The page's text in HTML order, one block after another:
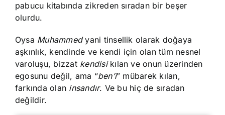
pabucu kitabında zikreden sıradan bir beşer
olurdu.
Oysa Muhammedyani tinsellik olarak doğaya
aşkınlık, kendinde ve kendi için olan tüm nesnel
varoluşu, bizzat kendisikılan ve onun üzerinden
egosunu değil, ama “ben’i” mübarek kılan,
farkında olan insandır. Ve bu hiç de sıradan
değildir.